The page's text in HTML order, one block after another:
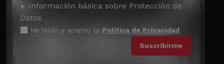
Información básica sobre Protección de
Datos
He leído y acepto la Política de Privacidad